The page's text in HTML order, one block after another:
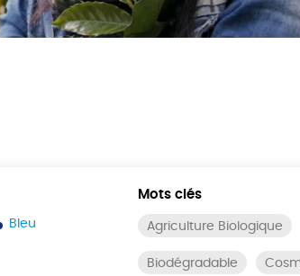
Bleu
Mots clés
Agriculture Biologique
Biodégradable